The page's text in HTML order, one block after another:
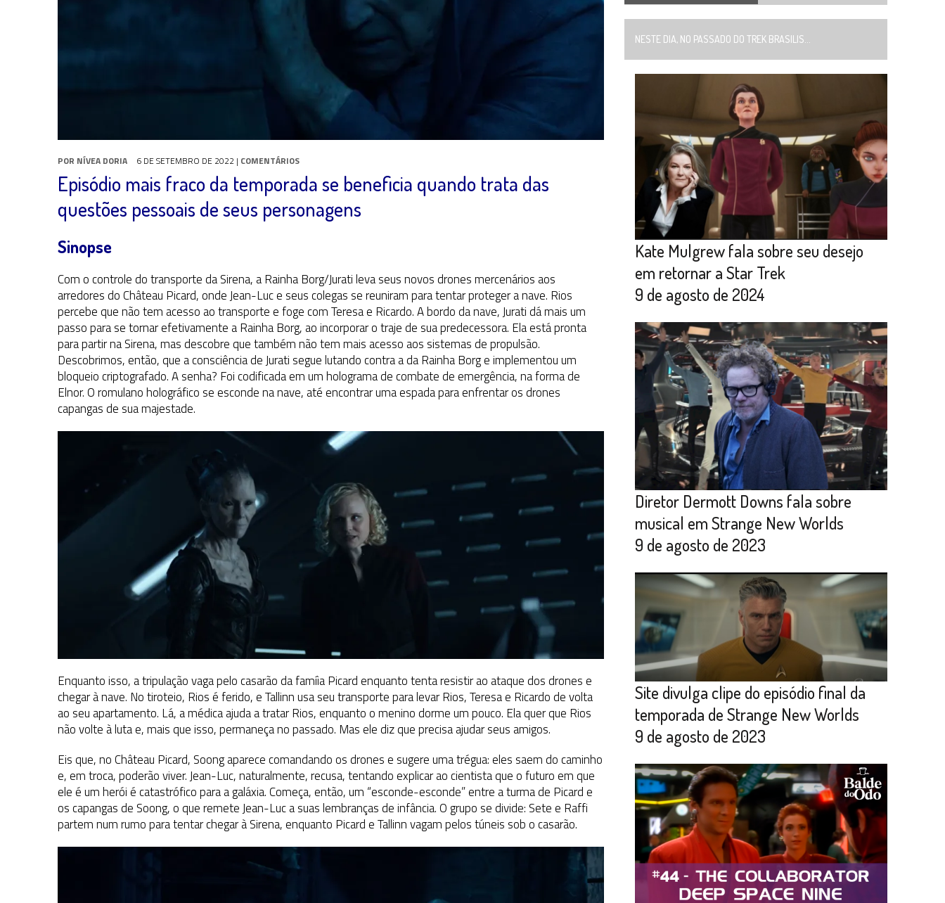
POR NÍVEA DORIA 6 DE SETEMBRO DE 2022 | COMENTÁRIOS
Episódio mais fraco da temporada se beneficia quando trata das
questões pessoais de seus personagens
Sinopse
Com o controle do transporte da Sirena, a Rainha Borg/Jurati leva seus novos drones mercenários aos
arredores do Château Picard, onde Jean-Luc e seus colegas se reuniram para tentar proteger a nave. Rios
percebe que não tem acesso ao transporte e foge com Teresa e Ricardo. A bordo da nave, Jurati dá mais um
passo para se tornar efetivamente a Rainha Borg, ao incorporar o traje de sua predecessora. Ela está pronta
para partir na Sirena, mas descobre que também não tem mais acesso aos sistemas de propulsão.
Descobrimos, então, que a consciência de Jurati segue lutando contra a da Rainha Borg e implementou um
bloqueio criptografado. A senha? Foi codificada em um holograma de combate de emergência, na forma de
Elnor. O romulano holográfico se esconde na nave, até encontrar uma espada para enfrentar os drones
capangas de sua majestade.
Enquanto isso, a tripulação vaga pelo casarão da famíia Picard enquanto tenta resistir ao ataque dos drones e
chegar à nave. No tiroteio, Rios é ferido, e Tallinn usa seu transporte para levar Rios, Teresa e Ricardo de volta
ao seu apartamento. Lá, a médica ajuda a tratar Rios, enquanto o menino dorme um pouco. Ela quer que Rios
não volte à luta e, mais que isso, permaneça no passado. Mas ele diz que precisa ajudar seus amigos.
Eis que, no Château Picard, Soong aparece comandando os drones e sugere uma trégua: eles saem do caminho
e, em troca, poderão viver. Jean-Luc, naturalmente, recusa, tentando explicar ao cientista que o futuro em que
ele é um herói é catastrófico para a galáxia. Começa, então, um “esconde-esconde” entre a turma de Picard e
os capangas de Soong, o que remete Jean-Luc a suas lembranças de infância. O grupo se divide: Sete e Raffi
partem num rumo para tentar chegar à Sirena, enquanto Picard e Tallinn vagam pelos túneis sob o casarão.
NESTE DIA, NO PASSADO DO TREK BRASILIS...
Kate Mulgrew fala sobre seu desejo
em retornar a Star Trek
9 de agosto de 2024
Diretor Dermott Downs fala sobre
musical em Strange New Worlds
9 de agosto de 2023
Site divulga clipe do episódio final da
temporada de Strange New Worlds
9 de agosto de 2023